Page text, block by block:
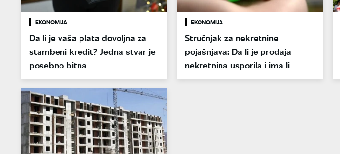
EKONOMIJA
Da li je vaša plata dovoljna za
stambeni kredit? Jedna stvar je
posebno bitna
EKONOMIJA
Stručnjak za nekretnine
pojašnjava: Da li je prodaja
nekretnina usporila i ima li
stanova po nižim cenama